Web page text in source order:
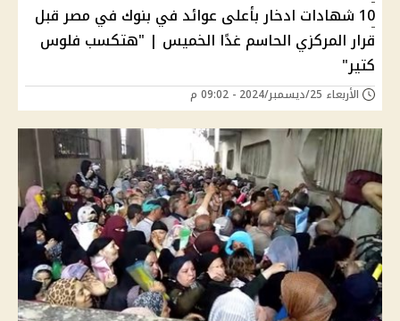
10 شهادات ادخار بأعلى عوائد في بنوك في مصر قبل
قرار المركزي الحاسم غدًا الخميس | "هتكسب فلوس
كتير"
الأربعاء 25/ديسمبر/2024 - 09:02 م